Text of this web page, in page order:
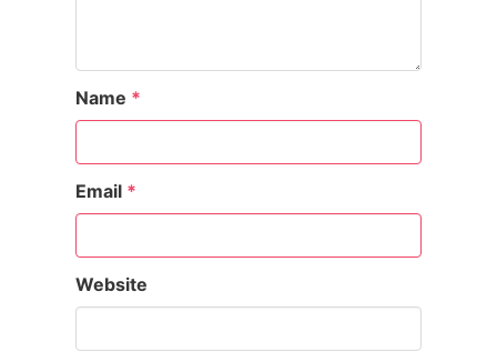
Name *
Email *
Website